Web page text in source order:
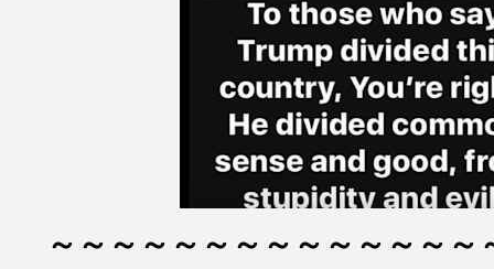
～～～～～～～～～～～～～～